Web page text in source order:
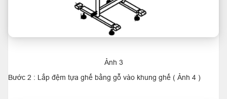
Ảnh 3
Bước 2 : Lắp đệm tựa ghế bằng gỗ vào khung ghế ( Ảnh 4 )